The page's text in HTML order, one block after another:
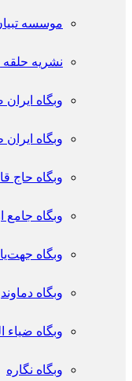
موسسه
نشریه
وبگاه ایران
وبگاه
وبگاه حاج
وبگاه جامع
وبگاه
وبگاه دماوند
وبگاه ضیاء
وبگاه نگاره